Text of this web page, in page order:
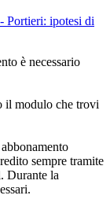
Portieri: ipotesi di
è necessario
il modulo che trovi
sempre tramite
Durante la